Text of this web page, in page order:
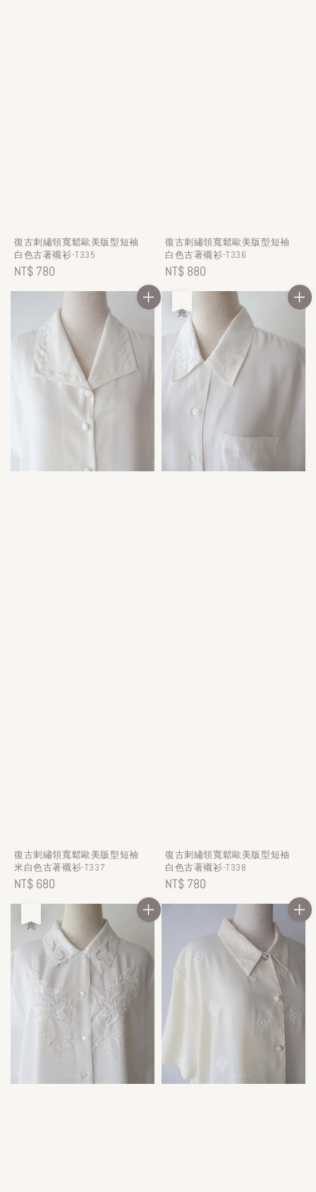
復古刺繡領寬鬆歐美版型短袖
白色古著襯衫-T335
Regular
price
NT$ 780
復古刺繡領寬鬆歐美版型短袖
白色古著襯衫-T336
Regular
price
NT$ 880
復古刺繡領寬鬆歐美版型短袖
米白色古著襯衫-T337
Regular
price
NT$ 680
復古刺繡領寬鬆歐美版型短袖
白色古著襯衫-T338
Regular
price
NT$ 780